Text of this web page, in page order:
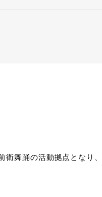
舞踊の活動拠点となり